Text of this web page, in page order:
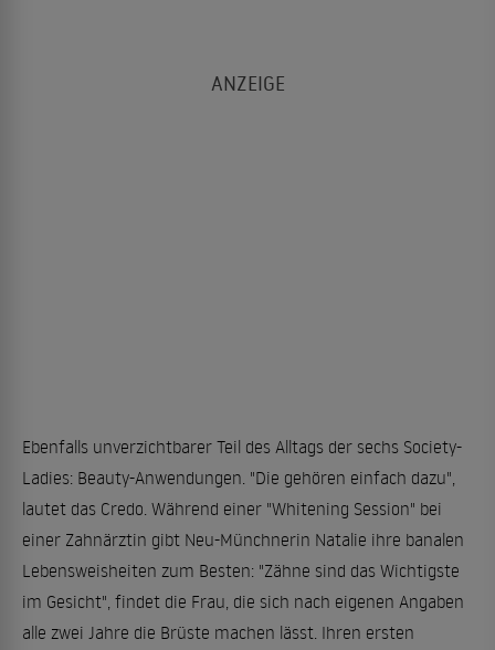
Ebenfalls unverzichtbarer Teil des Alltags der sechs Society-
Ladies: Beauty-Anwendungen. "Die gehören einfach dazu",
lautet das Credo. Während einer "Whitening Session" bei
einer Zahnärztin gibt Neu-Münchnerin Natalie ihre banalen
Lebensweisheiten zum Besten: "Zähne sind das Wichtigste
im Gesicht", findet die Frau, die sich nach eigenen Angaben
alle zwei Jahre die Brüste machen lässt. Ihren ersten